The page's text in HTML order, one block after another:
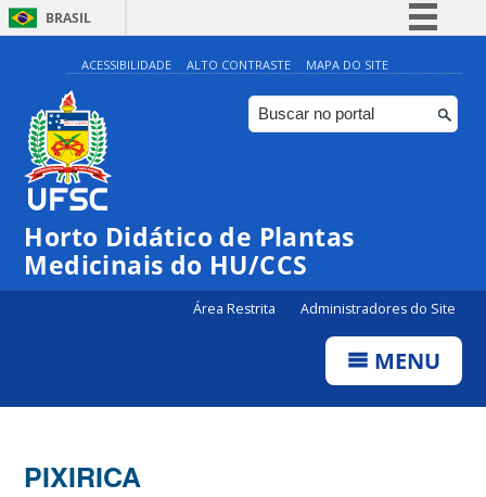
BRASIL
Simplifique!
Comunica BR
Participe
Canais
ACESSIBILIDADE ALTO CONTRASTE MAPA DO SITE
Horto Didático de Plantas
Medicinais do HU/CCS
Área Restrita Administradores do Site
MENU
PIXIRICA